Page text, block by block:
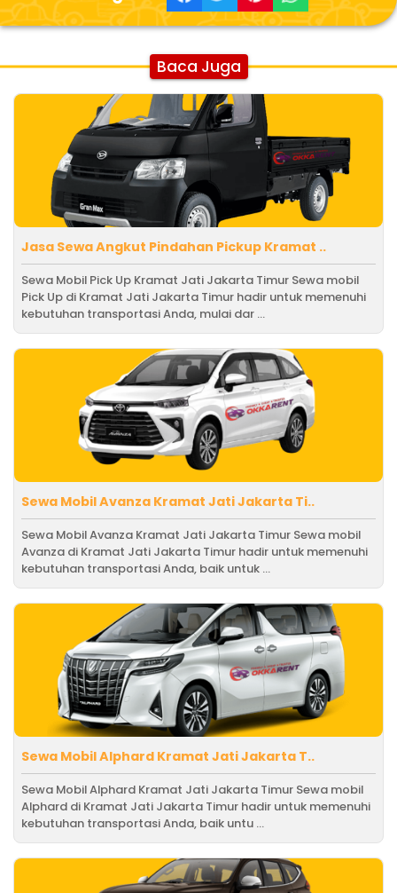
Baca Juga
Jasa Sewa Angkut Pindahan Pickup Kramat ..
Sewa Mobil Pick Up Kramat Jati Jakarta Timur Sewa mobil
Pick Up di Kramat Jati Jakarta Timur hadir untuk memenuhi
kebutuhan transportasi Anda, mulai dar ...
Sewa Mobil Avanza Kramat Jati Jakarta Ti..
Sewa Mobil Avanza Kramat Jati Jakarta Timur Sewa mobil
Avanza di Kramat Jati Jakarta Timur hadir untuk memenuhi
kebutuhan transportasi Anda, baik untuk ...
Sewa Mobil Alphard Kramat Jati Jakarta T..
Sewa Mobil Alphard Kramat Jati Jakarta Timur Sewa mobil
Alphard di Kramat Jati Jakarta Timur hadir untuk memenuhi
kebutuhan transportasi Anda, baik untu ...